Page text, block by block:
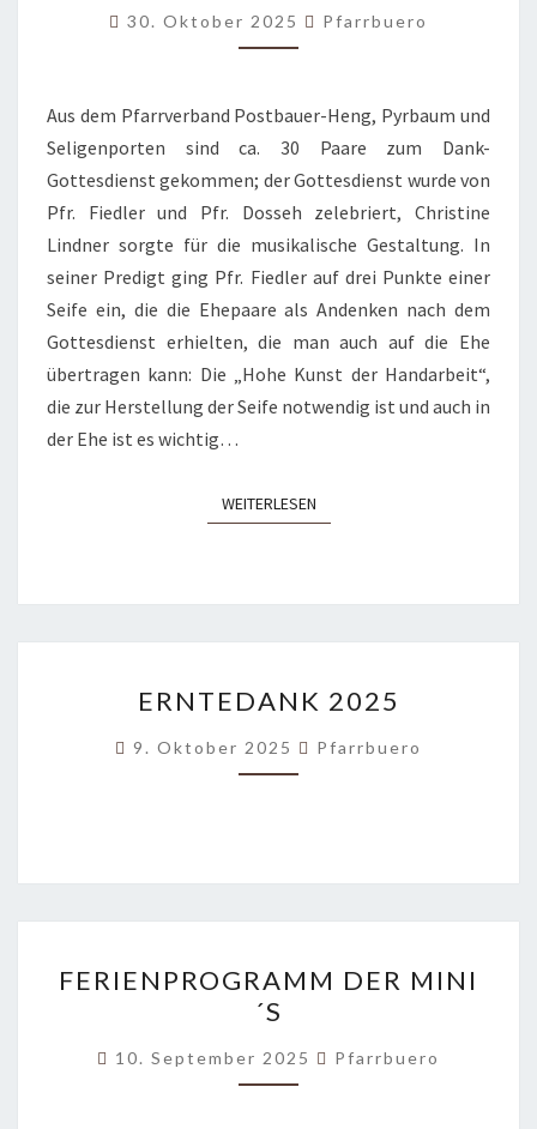
25.10.25
UM
UHR
IN
DER
KLOSTERKIRCHE
30. Oktober 2025 Pfarrbuero
Aus dem Pfarrverband Postbauer-Heng, Pyrbaum und
Seligenporten sind ca. 30 Paare zum Dank-
Gottesdienst gekommen; der Gottesdienst wurde von
Pfr. Fiedler und Pfr. Dosseh zelebriert, Christine
Lindner sorgte für die musikalische Gestaltung. In
seiner Predigt ging Pfr. Fiedler auf drei Punkte einer
Seife ein, die die Ehepaare als Andenken nach dem
Gottesdienst erhielten, die man auch auf die Ehe
übertragen kann: Die „Hohe Kunst der Handarbeit“,
die zur Herstellung der Seife notwendig ist und auch in
der Ehe ist es wichtig…
WEITERLESENWEITERLESEN
2025
ERNTEDANK 2025
9. Oktober 2025 Pfarrbuero
DER
MINI
´S
FERIENPROGRAMM DER MINI
´S
10. September 2025 Pfarrbuero